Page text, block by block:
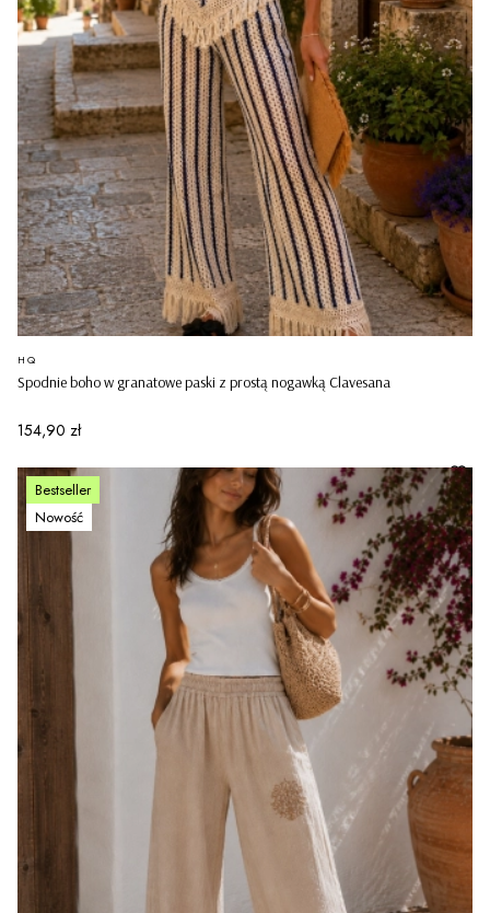
Spodnie boho w granatowe paski z prostą nogawką Clavesana
PRODUCENT
HQ
Cena
154,90 zł
Bestseller
Nowość